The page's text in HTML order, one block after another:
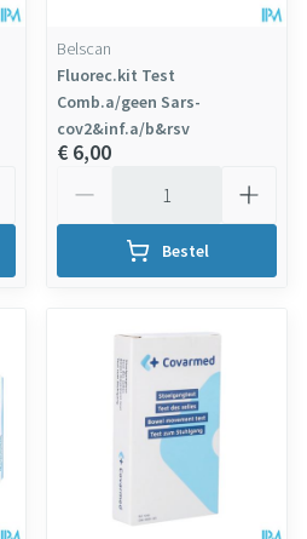
Belscan
Fluorec.kit Test
Comb.a/geen Sars-
cov2&inf.a/b&rsv
€ 6,00
Bestel